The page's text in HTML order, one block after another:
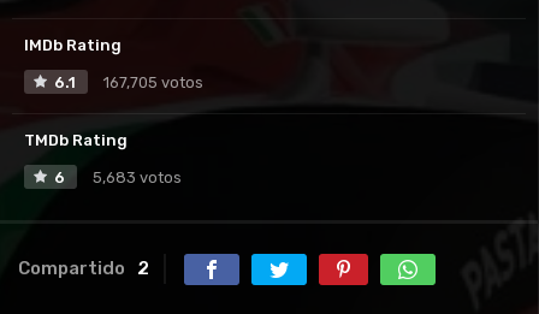
IMDb Rating
6.1 167,705 votos
TMDb Rating
6 5,683 votos
Compartido 2